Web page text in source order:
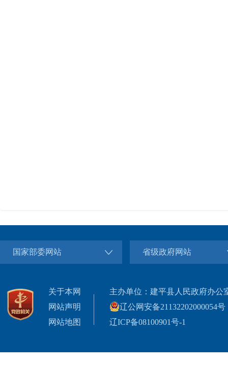
国家部委网站 省级政府网站
关于本网
网站声明
网站地图
主办单位：建平县人民政府办公
辽公网安备21132202000054号
辽ICP备08100901号-1